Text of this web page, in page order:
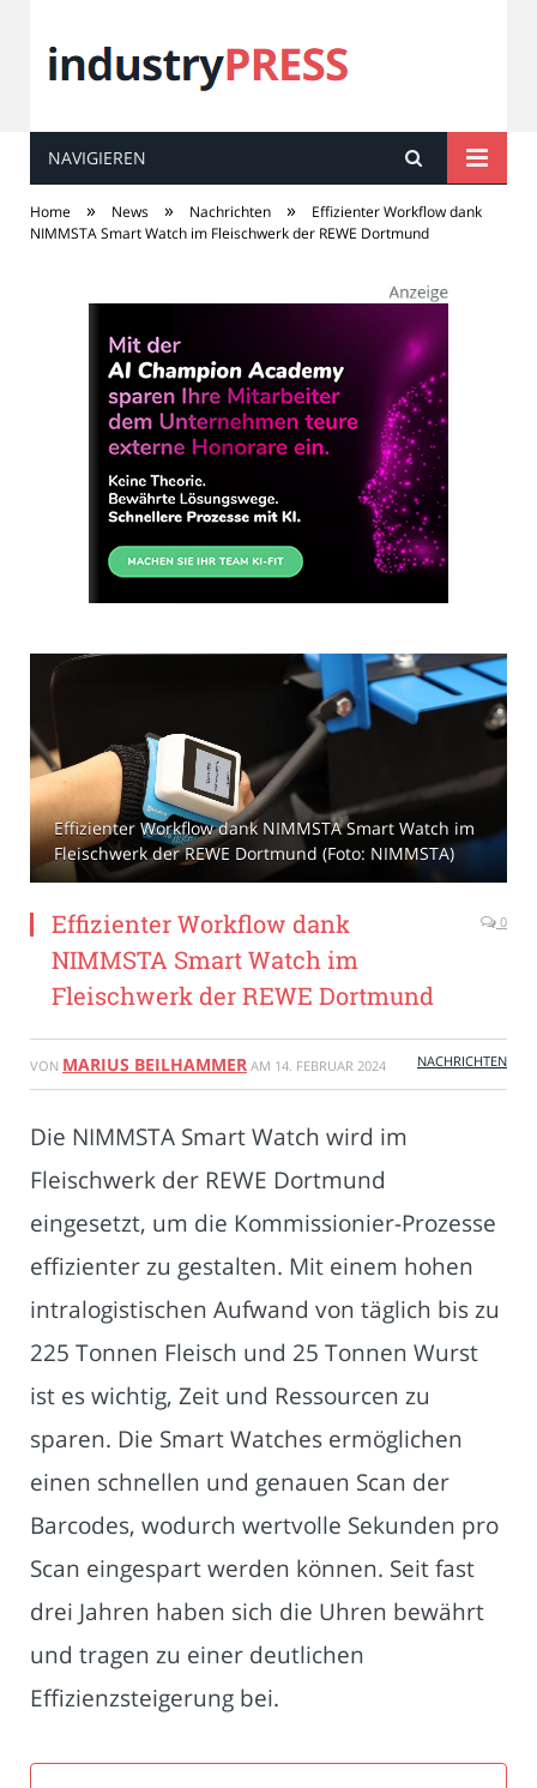
industryPRESS
NAVIGIEREN
Home » News » Nachrichten »
Effizienter Workflow dank
NIMMSTA Smart Watch im Fleischwerk der REWE Dortmund
Effizienter Workflow dank NIMMSTA Smart Watch im
Fleischwerk der REWE Dortmund (Foto: NIMMSTA)
Effizienter Workflow dank
NIMMSTA Smart Watch im
Fleischwerk der REWE Dortmund
0
VON MARIUS BEILHAMMER AM 14. FEBRUAR 2024 NACHRICHTEN
Die NIMMSTA Smart Watch wird im
Fleischwerk der REWE Dortmund
eingesetzt, um die Kommissionier-Prozesse
effizienter zu gestalten. Mit einem hohen
intralogistischen Aufwand von täglich bis zu
225 Tonnen Fleisch und 25 Tonnen Wurst
ist es wichtig, Zeit und Ressourcen zu
sparen. Die Smart Watches ermöglichen
einen schnellen und genauen Scan der
Barcodes, wodurch wertvolle Sekunden pro
Scan eingespart werden können. Seit fast
drei Jahren haben sich die Uhren bewährt
und tragen zu einer deutlichen
Effizienzsteigerung bei.